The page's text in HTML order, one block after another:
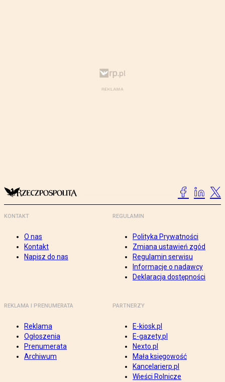
KONTAKT
O nas
Kontakt
Napisz do nas
REGULAMIN
Polityka Prywatności
Zmiana ustawień zgód
Regulamin serwisu
Informacje o nadawcy
Deklaracja dostępności
REKLAMA I PRENUMERATA
Reklama
Ogłoszenia
Prenumerata
Archiwum
PARTNERZY
E-kiosk.pl
E-gazety.pl
Nexto.pl
Mała księgowość
Kancelarierp.pl
Wieści Rolnicze